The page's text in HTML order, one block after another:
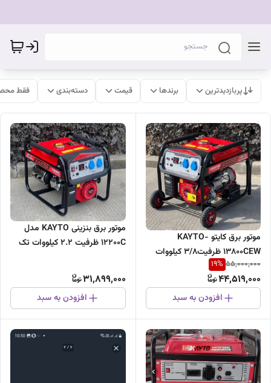
پربازدیدترین برندها قیمت دسته‌بندی فقط
موتور برق کایتو KAYTO-
13800CEW ظرفیت۳/8 کیلووات
بنزینی
55,000,000
19%
44,519,000
افزودن به سبد
موتور برق بنزینی KAYTO مدل
12200C ظرفیت ۲.۲ کیلووات تک
31,899,000
افزودن به سبد